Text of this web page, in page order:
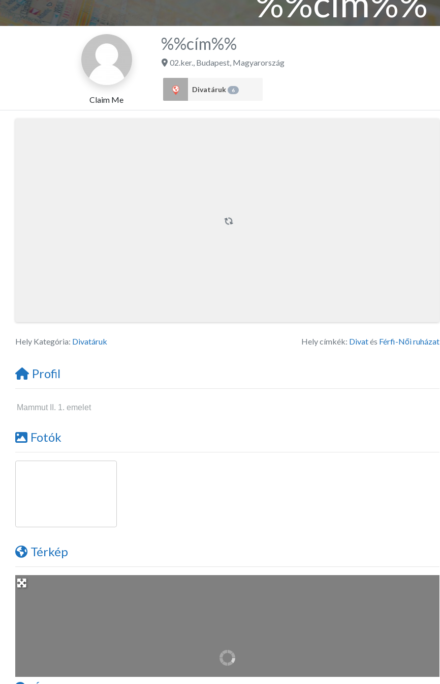
Claim Me
%%cím%%
02.ker., Budapest, Magyarország
Divatáruk 6
Hely Kategória: Divatáruk Hely címkék: Divatés Férfi-Női ruházat
Profil
Mammut II. 1. emelet
Fotók
Térkép